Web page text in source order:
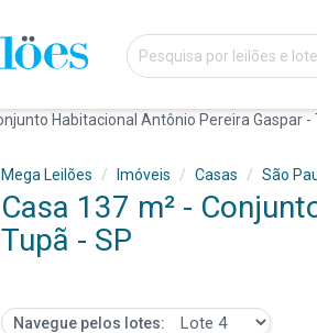
Mega Leilões Imóveis Casas São
Casa 137 m² -
Tupã - SP
Navegue pelos lotes: